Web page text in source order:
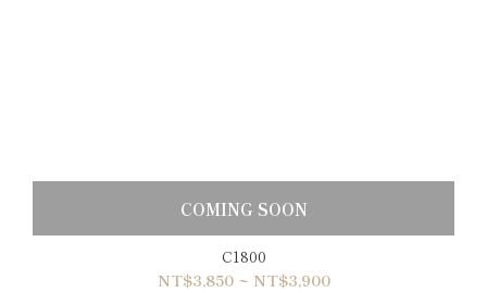
COMING SOON
C1800
NT$3,850 ~ NT$3,900